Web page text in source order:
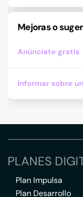
Mejoras o
Anúnciate gratis
Informar sobre
PLANES
Plan Impulsa
Plan Desarrollo